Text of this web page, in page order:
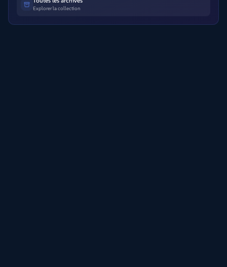
Explorer la collection